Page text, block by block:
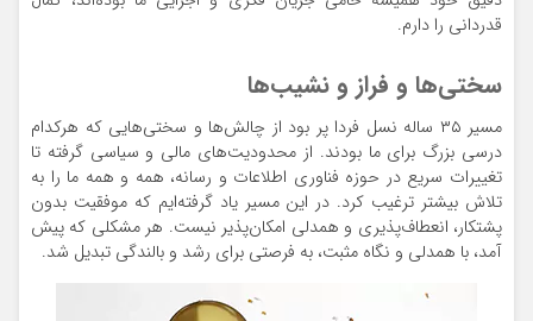
قدردانی را دارم.
سختی‌ها و فراز و نشیب‌ها
مسیر ۳۵ ساله نسل فردا پر بود از چالش‌ها و سختی‌هایی که هرکدام
درسی بزرگ برای ما بودند. از محدودیت‌های مالی و سیاسی گرفته تا
تغییرات سریع در حوزه فناوری اطلاعات و رسانه، همه و همه ما را به
تلاش بیشتر ترغیب کرد. در این مسیر یاد گرفته‌ایم که موفقیت بدون
پشتکار، انعطاف‌پذیری و همدلی امکان‌پذیر نیست. هر مشکلی که پیش
آمد، با همدلی و نگاه مثبت، به فرصتی برای رشد و بالندگی تبدیل شد.